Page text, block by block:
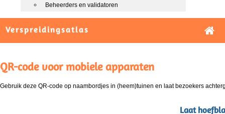
Beheerders en validatoren
Verspreidingsatlas
QR-code voor mobiele apparaten
Gebruik deze QR-code op naambordjes in (heem)tuinen en laat bezoekers
Laat